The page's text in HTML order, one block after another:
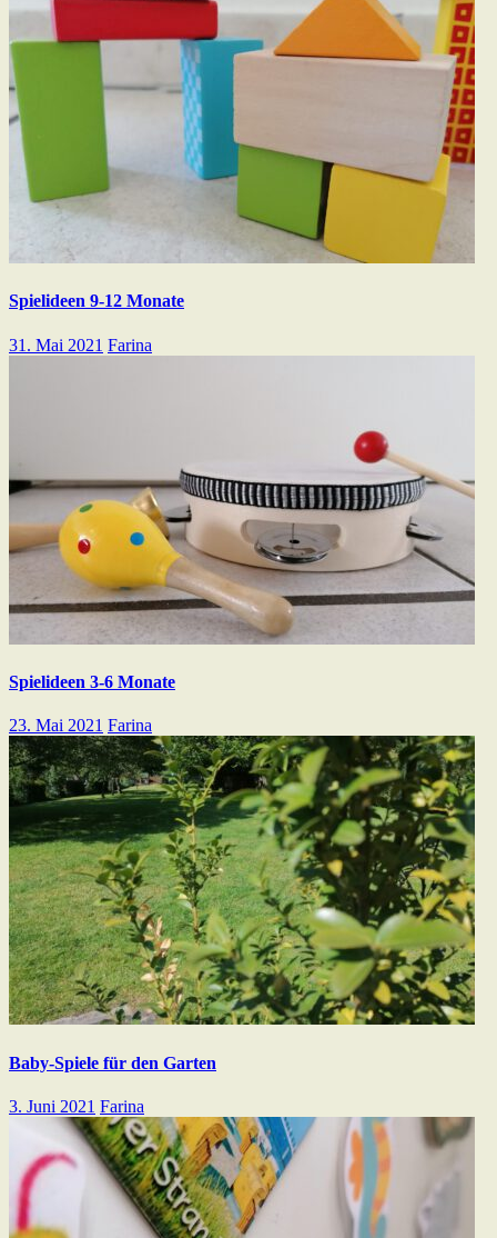
Spielideen 9-12 Monate
31. Mai 2021 Farina
Spielideen 3-6 Monate
23. Mai 2021 Farina
Baby-Spiele für den Garten
3. Juni 2021 Farina